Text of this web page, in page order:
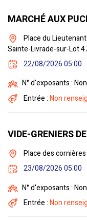
MARCHÉ AUX
Place du
Sainte-Livrade-sur-Lot
22/08/2026 05:00
N° d'exposants :
Entrée :Non
VIDE-GRENIERS
Place des
23/08/2026 05:00
N° d'exposants :
Entrée :Non